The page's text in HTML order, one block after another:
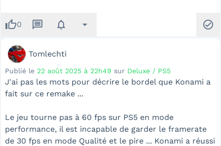
thumb_up0 message notifications arrow_drop_down check_circle
Tomlechti
Publié le 22 août 2025 à 22h49 sur Deluxe / PS5
J'ai pas les mots pour décrire le bordel que Konami a
fait sur ce remake ...
Le jeu tourne pas à 60 fps sur PS5 en mode
performance, il est incapable de garder le framerate
de 30 fps en mode Qualité et le pire ... Konami a réussi